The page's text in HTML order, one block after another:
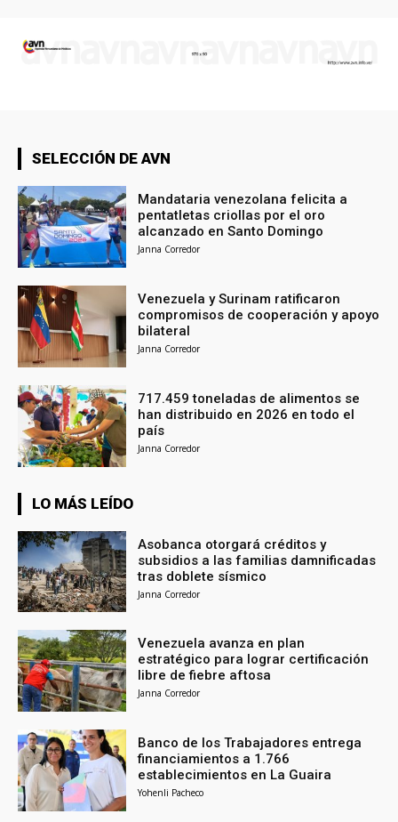
SELECCIÓN DE AVN
Mandataria venezolana felicita a
pentatletas criollas por el oro
alcanzado en Santo Domingo
Janna Corredor
Venezuela y Surinam ratificaron
compromisos de cooperación y apoyo
bilateral
Janna Corredor
717.459 toneladas de alimentos se
han distribuido en 2026 en todo el
país
Janna Corredor
LO MÁS LEÍDO
Asobanca otorgará créditos y
subsidios a las familias damnificadas
tras doblete sísmico
Janna Corredor
Venezuela avanza en plan
estratégico para lograr certificación
libre de fiebre aftosa
Janna Corredor
Banco de los Trabajadores entrega
financiamientos a 1.766
establecimientos en La Guaira
Yohenli Pacheco